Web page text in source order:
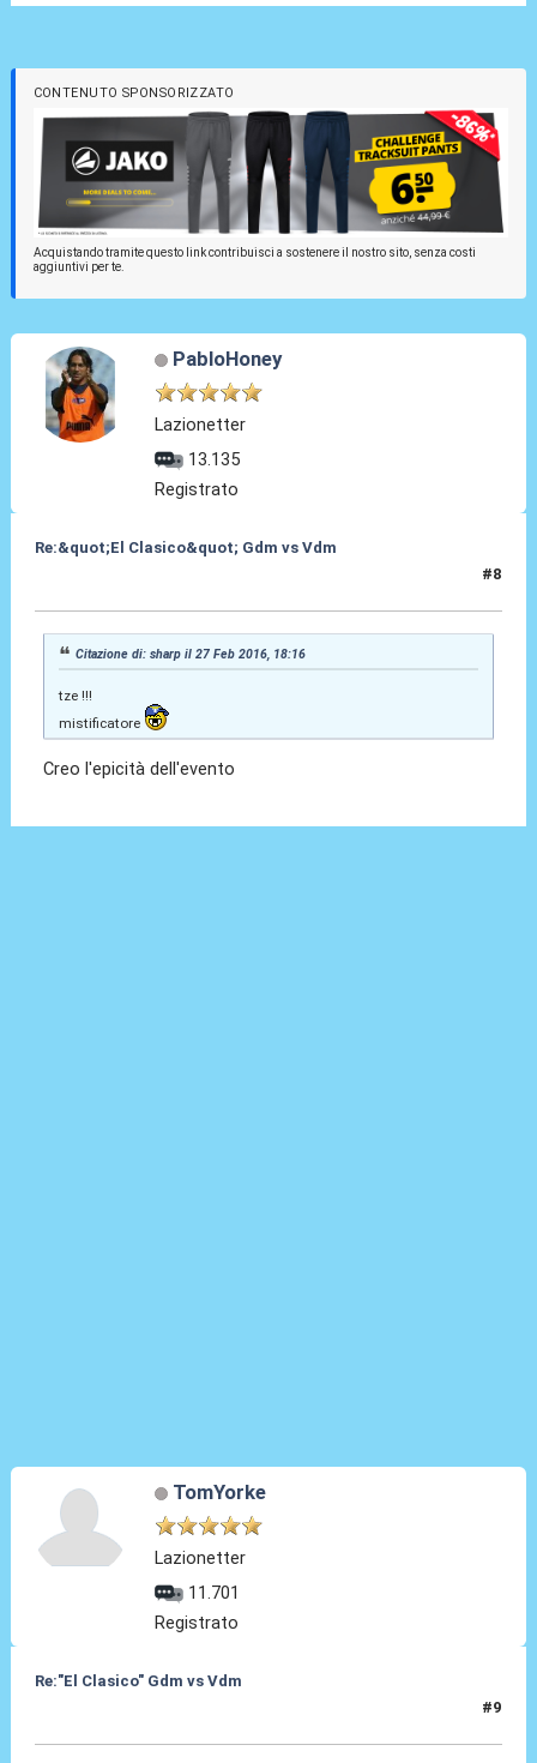
CONTENUTO SPONSORIZZATO
Acquistando tramite questo link contribuisci a sostenere il nostro sito, senza costi
aggiuntivi per te.
PabloHoney
Lazionetter
13.135
Registrato
Re:&quot;El Clasico&quot; Gdm vs Vdm
#8
Citazione di: sharp il 27 Feb 2016, 18:16
tze !!!
mistificatore
Creo l'epicità dell'evento
TomYorke
Lazionetter
11.701
Registrato
Re:"El Clasico" Gdm vs Vdm
#9